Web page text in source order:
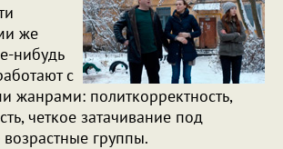
же
нибудь
с
жанрами: политкорректность,
четкое затачивание под
группы.